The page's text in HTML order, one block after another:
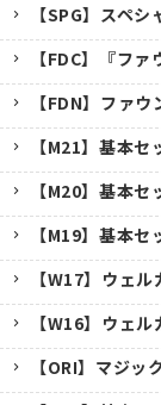
【SPG】スペ
【FDC】『フ
【FDN】ファ
【M21】基本セ
【M20】基本
【M19】基本
【W17】ウェ
【W16】ウェ
【ORI】マジッ